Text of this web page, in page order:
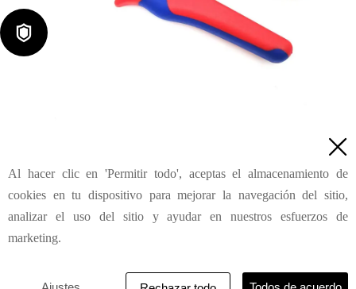
Consulta

Al hacer clic en 'Permitir todo', aceptas el almacenamiento de
cookies en tu dispositivo para mejorar la navegación del sitio,
analizar el uso del sitio y ayudar en nuestros esfuerzos de
marketing.
